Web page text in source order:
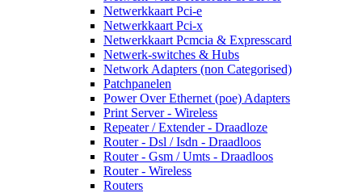
Netwerkkaart Pci-e
Netwerkkaart Pci-x
Netwerkkaart Pcmcia & Expresscard
Netwerk-switches & Hubs
Network Adapters (non Categorised)
Patchpanelen
Power Over Ethernet (poe) Adapters
Print Server - Wireless
Repeater / Extender - Draadloze
Router - Dsl / Isdn - Draadloos
Router - Gsm / Umts - Draadloos
Router - Wireless
Routers